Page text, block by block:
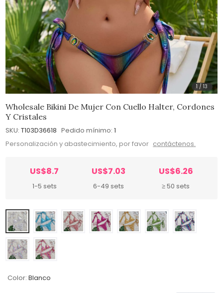
1 /13
Wholesale Bikini De Mujer Con Cuello Halter, Cordones
Y Cristales
SKU: T103D36618 Pedido mínimo: 1
Personalización y abastecimiento, por favor contáctenos.
US$8.7
1-5 sets
US$7.03
6-49 sets
US$6.26
≥ 50 sets
Color: Blanco